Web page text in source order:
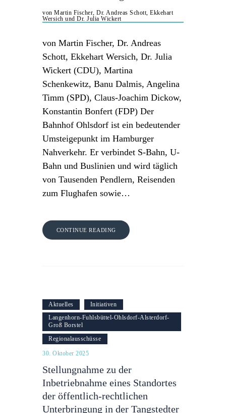
von Martin Fischer, Dr. Andreas Schott, Ekkehart
Wersich und Dr. Julia Wickert
von Martin Fischer, Dr. Andreas
Schott, Ekkehart Wersich, Dr. Julia
Wickert (CDU), Martina
Schenkewitz, Banu Dalmis, Angelina
Timm (SPD), Claus-Joachim Dickow,
Konstantin Bonfert (FDP) Der
Bahnhof Ohlsdorf ist ein bedeutender
Umsteigepunkt im Hamburger
Nahverkehr. Er verbindet S-Bahn, U-
Bahn und Buslinien und wird täglich
von Tausenden Pendlern, Reisenden
zum Flughafen sowie…
CONTINUE READING
Aktuelles
Initiativen
Langenhorn-Fuhlsbüttel-Ohlsdorf-Alsterdorf-
Groß Borstel
Regionalausschüsse
30. Oktober 2025
Stellungnahme zu der
Inbetriebnahme eines Standortes
der öffentlich-rechtlichen
Unterbringung in der Tangstedter